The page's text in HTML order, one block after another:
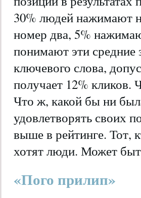
30% людей нажимают
номер два, 5%
понимают эти средние
ключевого слова,
получает 12% кликов.
Что ж, какой бы ни
удовлетворять своих
выше в рейтинге. Тот,
хотят люди. Может
«Пого прилип»